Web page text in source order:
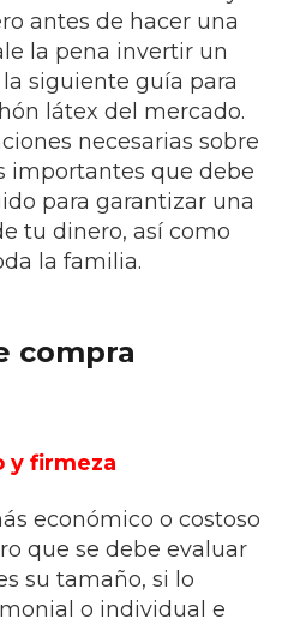
antes de hacer una
la pena invertir un
siguiente guía para
látex del mercado.
necesarias sobre
importantes que debe
para garantizar una
tu dinero, así como
la familia.
compra
y firmeza
económico o costoso
que se debe evaluar
su tamaño, si lo
o individual e